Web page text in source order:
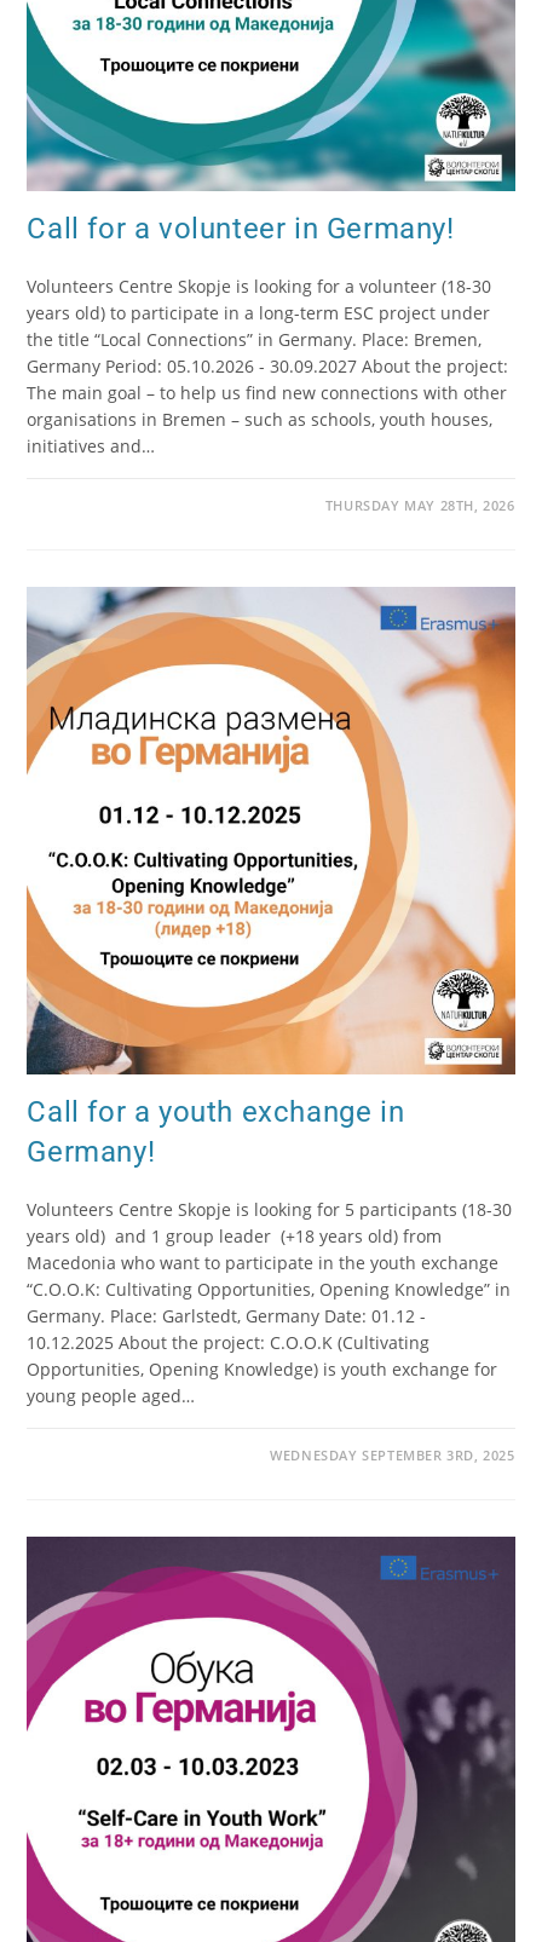
Call for a volunteer in Germany!
Volunteers Centre Skopje is looking for a volunteer (18-30
years old) to participate in a long-term ESC project under
the title “Local Connections” in Germany. Place: Bremen,
Germany Period: 05.10.2026 - 30.09.2027 About the project:
The main goal – to help us find new connections with other
organisations in Bremen – such as schools, youth houses,
initiatives and…
THURSDAY MAY 28TH, 2026
Call for a youth exchange in
Germany!
Volunteers Centre Skopje is looking for 5 participants (18-30
years old) and 1 group leader (+18 years old) from
Macedonia who want to participate in the youth exchange
“C.O.O.K: Cultivating Opportunities, Opening Knowledge” in
Germany. Place: Garlstedt, Germany Date: 01.12 -
10.12.2025 About the project: C.O.O.K (Cultivating
Opportunities, Opening Knowledge) is youth exchange for
young people aged…
WEDNESDAY SEPTEMBER 3RD, 2025